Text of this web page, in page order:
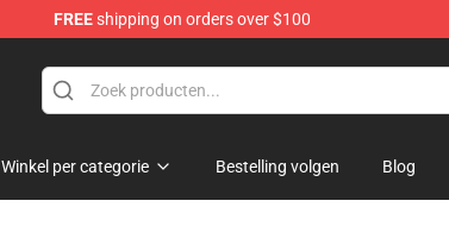
FREEshipping on orders over $100
Winkel per categorie Bestelling volgen Blog